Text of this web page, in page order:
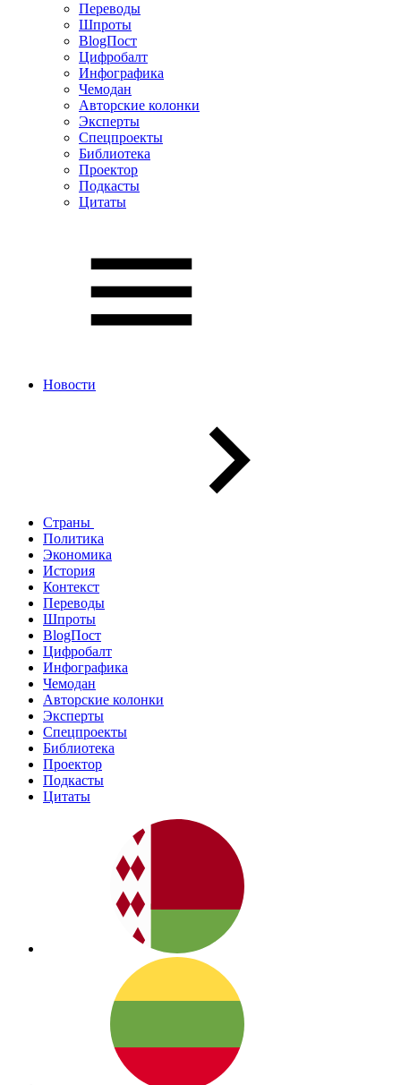
Переводы
Шпроты
BlogПост
Цифробалт
Инфографика
Чемодан
Авторские колонки
Эксперты
Спецпроекты
Библиотека
Проектор
Подкасты
Цитаты
Новости
Страны
Политика
Экономика
История
Контекст
Переводы
Шпроты
BlogПост
Цифробалт
Инфографика
Чемодан
Авторские колонки
Эксперты
Спецпроекты
Библиотека
Проектор
Подкасты
Цитаты